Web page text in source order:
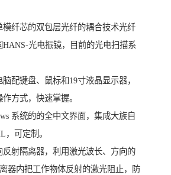
模纤芯的双包层光纤的耦合技术光纤
光电振镜，目前的光电扫描系
配键盘、鼠标和19寸液晶显示器，
方式，快速掌握。
系统的的全中文界面，集成大族自
，可定制。
反射隔离器，利用激光波长、方向的
器内把工作物体反射的激光阻止，防